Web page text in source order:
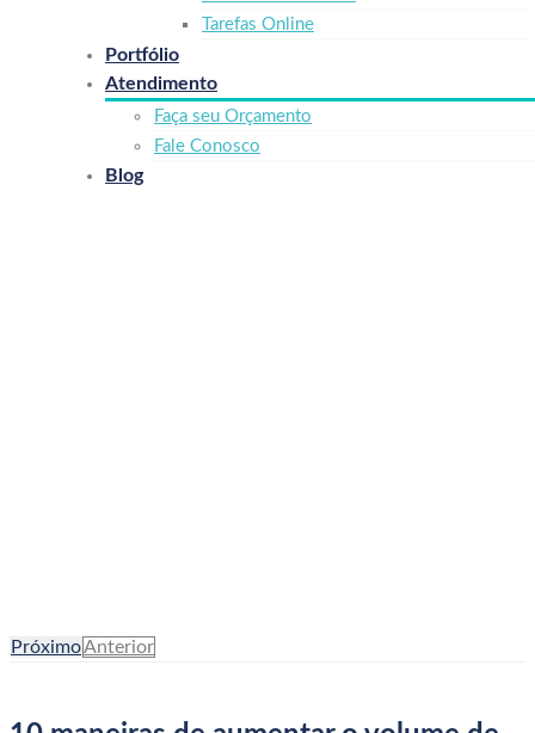
Tarefas Online
Portfólio
Atendimento
Faça seu Orçamento
Fale Conosco
Blog
PróximoAnterior